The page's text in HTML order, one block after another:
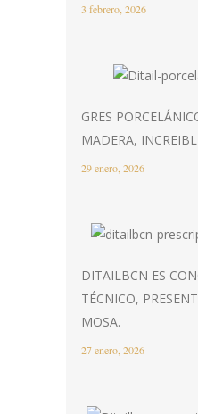
3 febrero, 2026
GRES
MADERA,
29 enero, 2026
DITAILBCN ES
TÉCNICO,
MOSA.
27 enero, 2026